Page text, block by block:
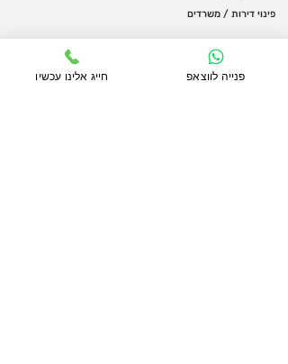
פינוי דירות / משרדים
חייג אלינו עכשיו פנייה לווצאפ